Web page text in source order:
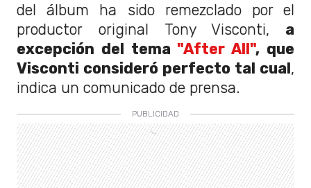
del álbum ha sido remezclado por el
productor original Tony Visconti, a
excepción del tema"After All", que
Visconti consideró perfecto tal cual,
indica un comunicado de prensa.